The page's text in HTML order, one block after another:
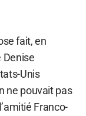
fait, en
Denise
Unis
ne pouvait pas
Franco-